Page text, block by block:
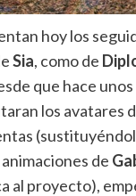
hoy los
Sia, como de
que hace unos
los avatares
de
al proyecto),